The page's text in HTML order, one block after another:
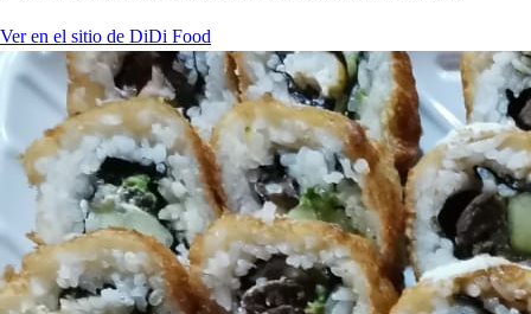
Ver en el sitio de DiDi Food